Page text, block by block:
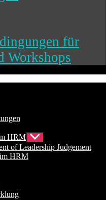
für
Workshops
HRM Untermenü
anzeigen
of Leadership Judgement
HRM